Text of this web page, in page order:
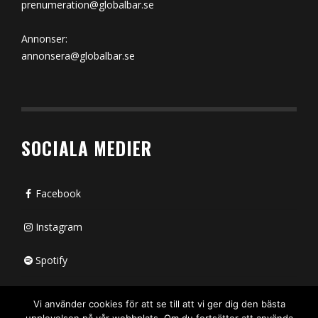
prenumeration@globalbar.se
Annonser:
annonsera@globalbar.se
SOCIALA MEDIER
Facebook
Instagram
Spotify
Vi använder cookies för att se till att vi ger dig den bästa